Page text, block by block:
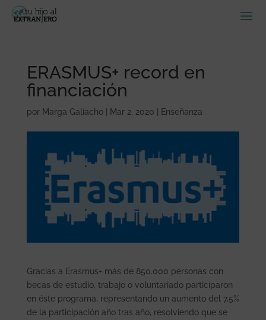
ERASMUS+ record en
financiación
por Marga Galiacho| Mar 2, 2020 Enseñanza
Gracias a Erasmus+ más de 850.000 personas con
becas de estudio, trabajo o voluntariado participaron
en éste programa, representando un aumento del 7,5%
de la participación año tras año, resolviendo que se